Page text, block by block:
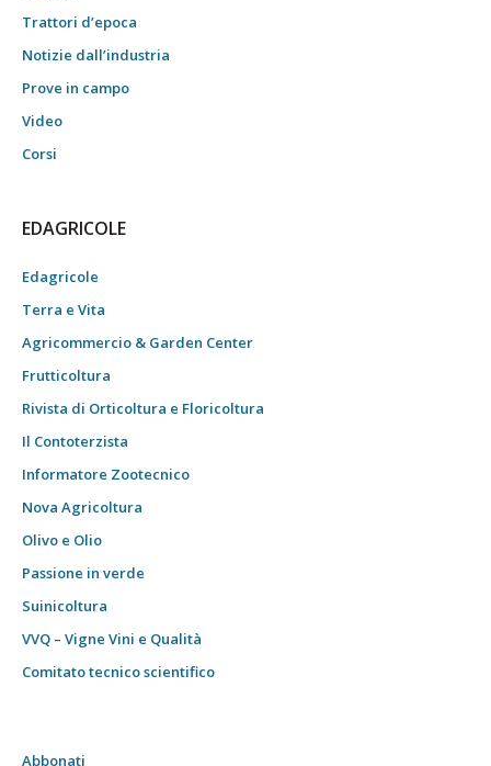
Trattori d’epoca
Notizie dall’industria
Prove in campo
Video
Corsi
EDAGRICOLE
Edagricole
Terra e Vita
Agricommercio & Garden Center
Frutticoltura
Rivista di Orticoltura e Floricoltura
Il Contoterzista
Informatore Zootecnico
Nova Agricoltura
Olivo e Olio
Passione in verde
Suinicoltura
VVQ – Vigne Vini e Qualità
Comitato tecnico scientifico
Abbonati